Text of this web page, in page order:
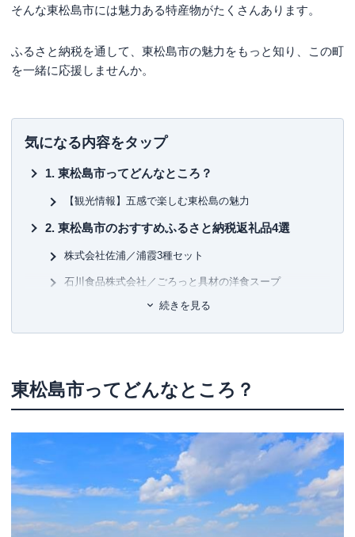
そんな東松島市には魅力ある特産物がたくさんあります。
ふるさと納税を通して、東松島市の魅力をもっと知り、この町
を一緒に応援しませんか。
気になる内容をタップ
東松島市ってどんなところ？
【観光情報】五感で楽しむ東松島の魅力
東松島市のおすすめふるさと納税返礼品4選
株式会社佐浦／浦霞3種セット
石川食品株式会社／ごろっと具材の洋食スープ
株式会社オイタミート／牛たん切落し（塩味） 1kg
株式会社マルト高橋徳治商店／三陸産カキフライ
に評価
ふるさと納税寄付金の使い道
まとめ
続きを見る
東松島市ってどんなところ？